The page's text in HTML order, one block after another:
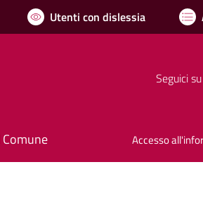
Utenti con dislessia
Seguici su
Accesso